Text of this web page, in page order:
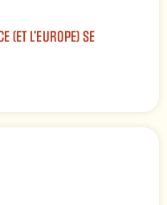
(ET L’EUROPE) SE